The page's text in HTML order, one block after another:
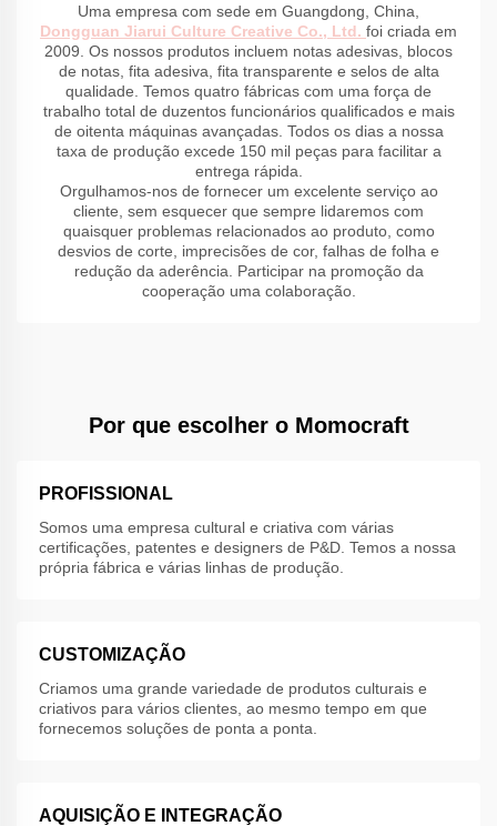
Uma empresa com sede em Guangdong, China,
Dongguan Jiarui Culture Creative Co., Ltd. foi criada em
2009. Os nossos produtos incluem notas adesivas, blocos
de notas, fita adesiva, fita transparente e selos de alta
qualidade. Temos quatro fábricas com uma força de
trabalho total de duzentos funcionários qualificados e mais
de oitenta máquinas avançadas. Todos os dias a nossa
taxa de produção excede 150 mil peças para facilitar a
entrega rápida.
Orgulhamos-nos de fornecer um excelente serviço ao
cliente, sem esquecer que sempre lidaremos com
quaisquer problemas relacionados ao produto, como
desvios de corte, imprecisões de cor, falhas de folha e
redução da aderência. Participar na promoção da
cooperação uma colaboração.
Por que escolher o Momocraft
PROFISSIONAL
Somos uma empresa cultural e criativa com várias
certificações, patentes e designers de P&D. Temos a nossa
própria fábrica e várias linhas de produção.
CUSTOMIZAÇÃO
Criamos uma grande variedade de produtos culturais e
criativos para vários clientes, ao mesmo tempo em que
fornecemos soluções de ponta a ponta.
AQUISIÇÃO E INTEGRAÇÃO